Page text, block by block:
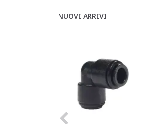
NUOVI ARRIVI